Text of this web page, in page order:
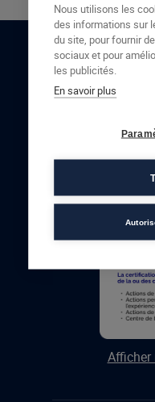
Afficher
Nous utilisons les
des informations sur
du site, pour fournir
sociaux et pour
les publicités.
En savoir plus